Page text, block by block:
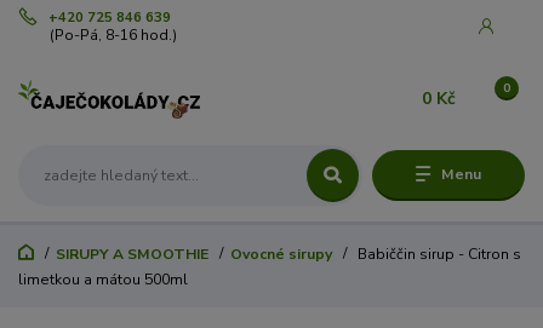
Menu
+420 725 846 639
(Po-Pá, 8-16 hod.)
0
0 Kč
SIRUPY A SMOOTHIE Ovocné sirupy
Babiččin sirup - Citron s
limetkou a mátou 500ml